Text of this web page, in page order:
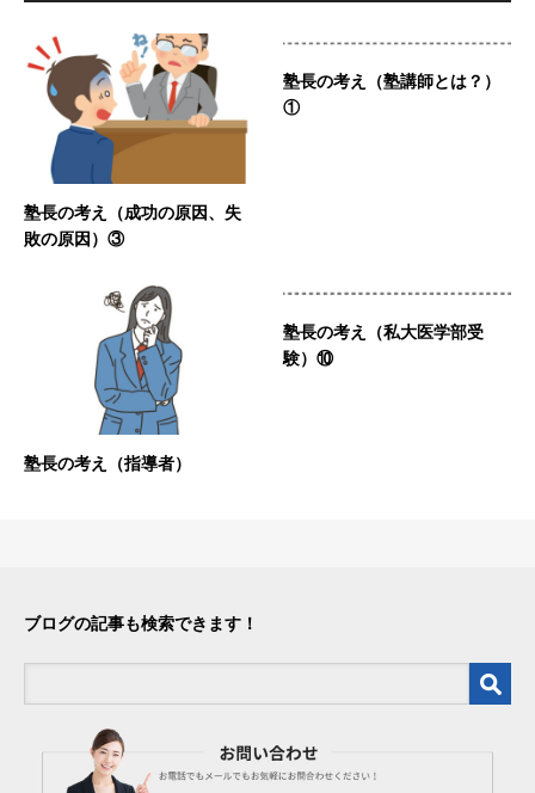
塾長の考え（成功の原因、失
敗の原因）③
塾長の考え（塾講師とは？）
①
塾長の考え（指導者）
塾長の考え（私大医学部受
験）⑩
ブログの記事も検索できます！